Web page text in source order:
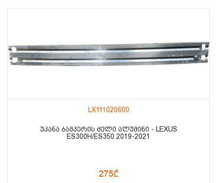
LX111020600
ᲣᲙᲐᲜᲐ ᲑᲐᲛᲞᲔᲠᲘᲡ ᲫᲔᲚᲘ ᲐᲚᲣᲛᲘᲜᲘ - LEXUS
ES300H/ES350 2019-2021
275₾